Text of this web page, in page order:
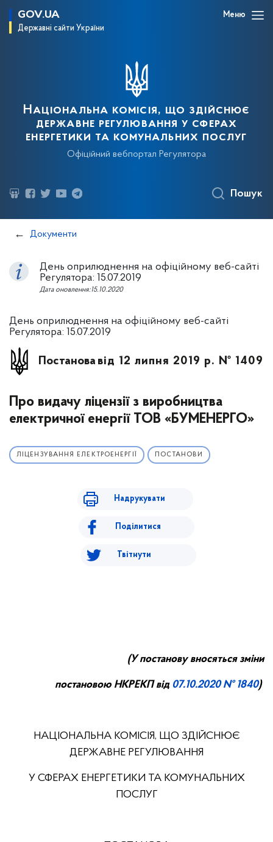
GOV.UA
Державні сайти України
Меню
Національна комісія, що здійснює
державне регулювання у сферах
енергетики та комунальних послуг
Офіційний вебпортал Регулятора
Пошук
Документи
День оприлюднення на офіційному веб-сайті
Регулятора: 15.07.2019
Дата оновлення:15.10.2020
День оприлюднення на офіційному веб-сайті
Регулятора: 15.07.2019
Постанова від 12 липня 2019 р. № 1409
Про видачу ліцензії з виробництва
електричної енергії ТОВ «БУМЕНЕРГО»
ЛІЦЕНЗУВАННЯ ЕЛЕКТРОЕНЕРГІЇ ПОСТАНОВИ
Надрукувати
Поділитися
Твітнути
(У постанову вносяться зміни
постановою НКРЕКП від 07.10.2020№ 1840)
НАЦІОНАЛЬНА КОМІСІЯ, ЩО ЗДІЙСНЮЄ
ДЕРЖАВНЕ РЕГУЛЮВАННЯ
У СФЕРАХ ЕНЕРГЕТИКИ ТА КОМУНАЛЬНИХ
ПОСЛУГ